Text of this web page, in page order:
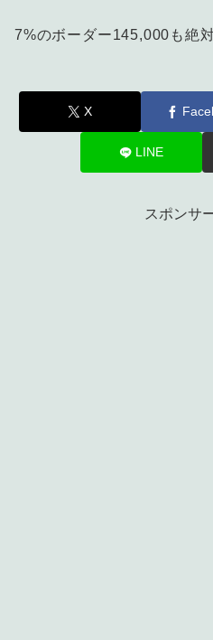
7%のボーダー145,000も絶
X
LINE
スポンサ